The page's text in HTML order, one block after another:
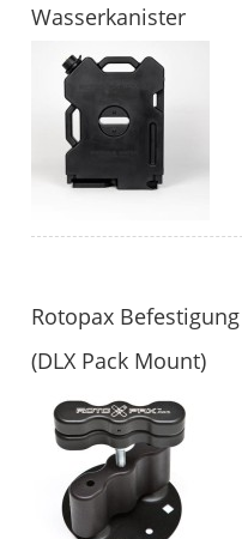
Wasserkanister
Rotopax
(DLX Pack Mount)